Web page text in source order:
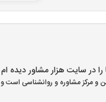
مشاور دیده ام و کد «مشاور-
مشاوره و روانشناسی است